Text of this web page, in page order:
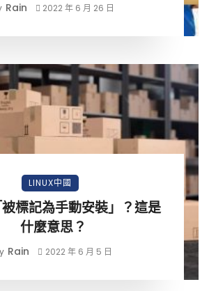
Rain 2022 年 6 月 26 日
LINUX中國
標記為手動安裝」？這是
什麼意思？
Rain 2022 年 6 月 5 日